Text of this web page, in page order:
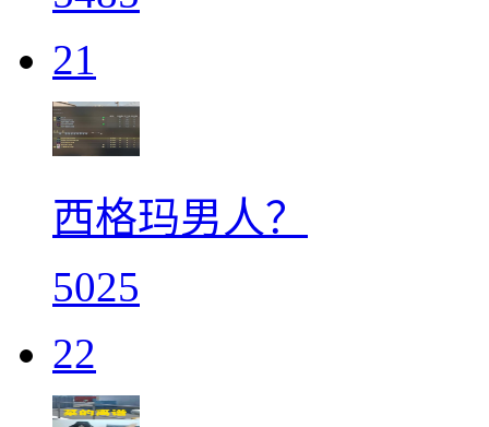
21
西格玛男人？
5025
22